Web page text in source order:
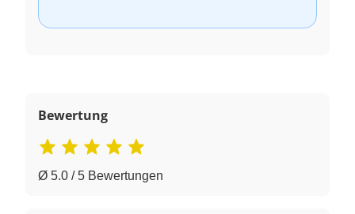
Bewertung
Ø 5.0 / 5 Bewertungen